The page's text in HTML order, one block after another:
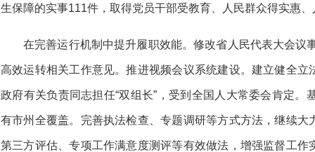
生保障的实事111件，取得党员干部受教育、人民群众得实惠
在完善运行机制中提升履职效能。修改省人民代表大会议
高效运转相关工作意见。推进视频会议系统建设。建立健全
政府有关负责同志担任“双组长”，受到全国人大常委会肯定
有市州全覆盖。完善执法检查、专题调研等方式方法，继续
第三方评估、专项工作满意度测评等有效做法，增强监督工